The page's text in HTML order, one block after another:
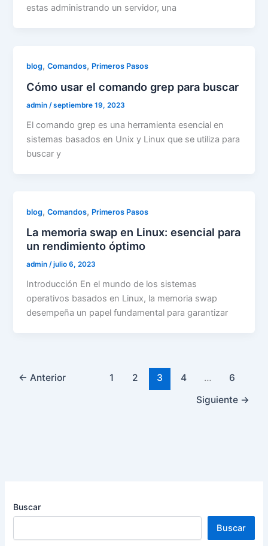
estas administrando un servidor, una
blog,Comandos, Primeros Pasos
Cómo usar el comando grep para buscar
admin/septiembre 19, 2023
El comando grep es una herramienta esencial en
sistemas basados en Unix y Linux que se utiliza para
buscar y
blog,Comandos, Primeros Pasos
La memoria swap en Linux: esencial para
un rendimiento óptimo
admin/julio 6, 2023
Introducción En el mundo de los sistemas
operativos basados en Linux, la memoria swap
desempeña un papel fundamental para garantizar
← Anterior 1 2 3 4 …
6
Siguiente →
Buscar
Buscar